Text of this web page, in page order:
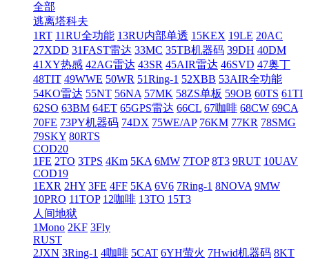
全部
逃离塔科夫
1RT 11RU全功能 13RU内部单透 15KEX 19LE 20AC
27XDD 31FAST雷达 33MC 35TB机器码 39DH 40DM
41XY热感 42AG雷达 43SR 45AIR雷达 46SVD 47奥丁
48TIT 49WWE 50WR 51Ring-1 52XBB 53AIR全功能
54KO雷达 55NT 56NA 57MK 58ZS单板 59OB 60TS 61TI
62SO 63BM 64ET 65GPS雷达 66CL 67咖啡 68CW 69CA
70FE 73PY机器码 74DX 75WE/AP 76KM 77KR 78SMG
79SKY 80RTS
COD20
1FE 2TO 3TPS 4Km 5KA 6MW 7TOP 8T3 9RUT 10UAV
COD19
1EXR 2HY 3FE 4FF 5KA 6V6 7Ring-1 8NOVA 9MW
10PRO 11TOP 12咖啡 13TO 15T3
人间地狱
1Mono 2KF 3Fly
RUST
2JXN 3Ring-1 4咖啡 5CAT 6YH萤火 7Hwid机器码 8KT